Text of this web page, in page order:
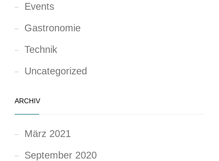
Events
Gastronomie
Technik
Uncategorized
ARCHIV
März 2021
September 2020